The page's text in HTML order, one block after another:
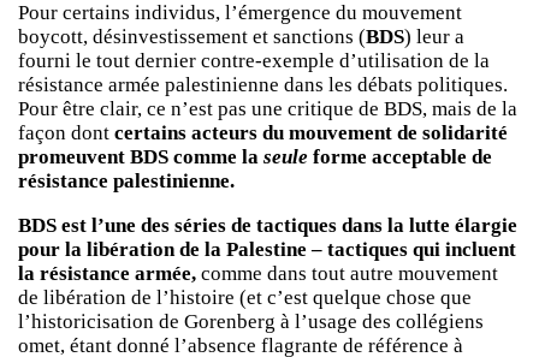
Pour certains individus, l’émergence du mouvement
boycott, désinvestissement et sanctions (BDS) leur a
fourni le tout dernier contre-exemple d’utilisation de la
résistance armée palestinienne dans les débats politiques.
Pour être clair, ce n’est pas une critique de BDS, mais de la
façon dont certains acteurs du mouvement de solidarité
promeuvent BDS comme la seule forme acceptable de
résistance palestinienne.
BDS est l’une des séries de tactiques dans la lutte élargie
pour la libération de la Palestine – tactiques qui incluent
la résistance armée, comme dans tout autre mouvement
de libération de l’histoire (et c’est quelque chose que
l’historicisation de Gorenberg à l’usage des collégiens
omet, étant donné l’absence flagrante de référence à